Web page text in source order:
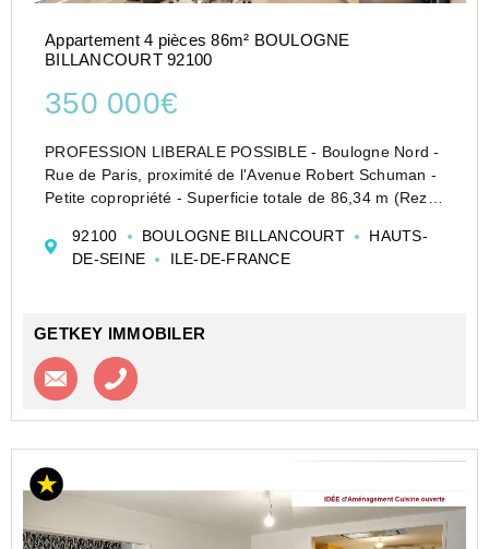
Appartement 4 pièces 86m² BOULOGNE
BILLANCOURT 92100
350 000€
PROFESSION LIBERALE POSSIBLE - Boulogne Nord -
Rue de Paris, proximité de l'Avenue Robert Schuman -
Petite copropriété - Superficie totale de 86,34 m (Rez-
Commerces et transports à proximité. Possibilité d�...
92100 BOULOGNE BILLANCOURT
HAUTS-
DE-SEINE
ILE-DE-FRANCE
GETKEY IMMOBILER
Contacter l'agence